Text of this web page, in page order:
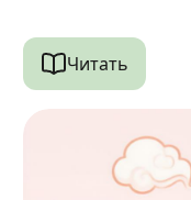
Читать